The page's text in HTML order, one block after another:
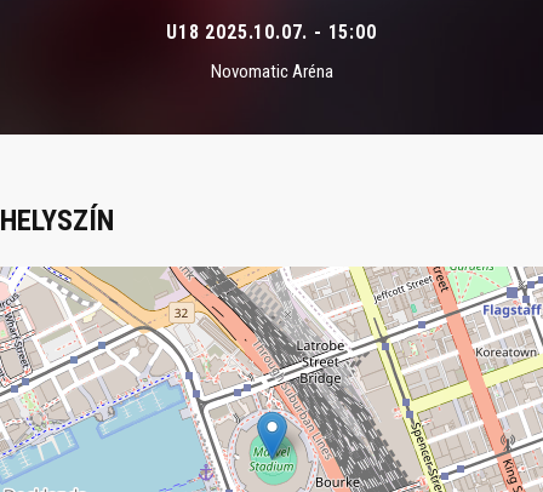
U18 2025.10.07. - 15:00
Novomatic Aréna
HELYSZÍN